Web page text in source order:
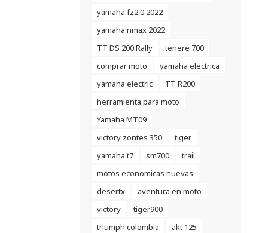
yamaha fz2.0 2022
yamaha nmax 2022
TT DS 200 Rally
tenere 700
comprar moto
yamaha electrica
yamaha electric
TT R200
herramienta para moto
Yamaha MT09
victory zontes 350
tiger
yamaha t7
sm700
trail
motos economicas nuevas
desertx
aventura en moto
victory
tiger900
triumph colombia
akt 125